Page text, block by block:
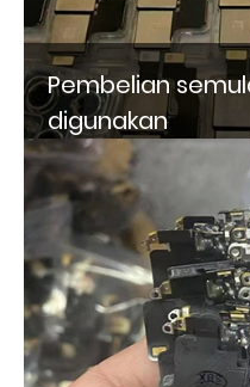
Pembelian
digunakan